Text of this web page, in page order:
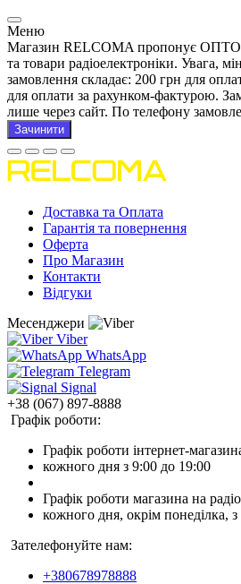
Меню
Магазин RELCOMA пропонує
та товари радіоелектроніки. Увага,
замовлення складає: 200 грн для
для оплати за рахунком-фактурою.
лише через сайт. По телефону
Зачинити
Доставка та Оплата
Гарантія та повернення
Оферта
Про Магазин
Контакти
Відгуки
Месенджери
Viber
WhatsApp
Telegram
Signal
+38 (067) 897-8888
Графік роботи:
Графік роботи інтернет-
кожного дня з 9:00 до 19:00
Графік роботи магазина на
кожного дня, окрім понеділка,
Зателефонуйте нам:
+380678978888